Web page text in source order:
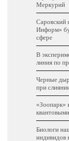
Меркурий
Саровский
Информ»
сфере
В
линия по
Черные
при
«Зоопарк»
Биологи
индивидов